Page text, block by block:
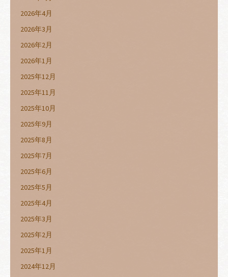
2026年4月
2026年3月
2026年2月
2026年1月
2025年12月
2025年11月
2025年10月
2025年9月
2025年8月
2025年7月
2025年6月
2025年5月
2025年4月
2025年3月
2025年2月
2025年1月
2024年12月